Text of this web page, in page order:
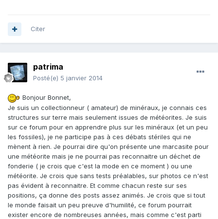
Citer
patrima
Posté(e) 5 janvier 2014
Bonjour Bonnet,
Je suis un collectionneur ( amateur) de minéraux, je connais ces
structures sur terre mais seulement issues de météorites. Je suis
sur ce forum pour en apprendre plus sur les minéraux (et un peu
les fossiles), je ne participe pas à ces débats stériles qui ne
mènent à rien. Je pourrai dire qu'on présente une marcasite pour
une météorite mais je ne pourrai pas reconnaitre un déchet de
fonderie ( je crois que c'est la mode en ce moment ) ou une
météorite. Je crois que sans tests préalables, sur photos ce n'est
pas évident à reconnaitre. Et comme chacun reste sur ses
positions, ça donne des posts assez animés. Je crois que si tout
le monde faisait un peu preuve d'humilité, ce forum pourrait
exister encore de nombreuses années, mais comme c'est parti